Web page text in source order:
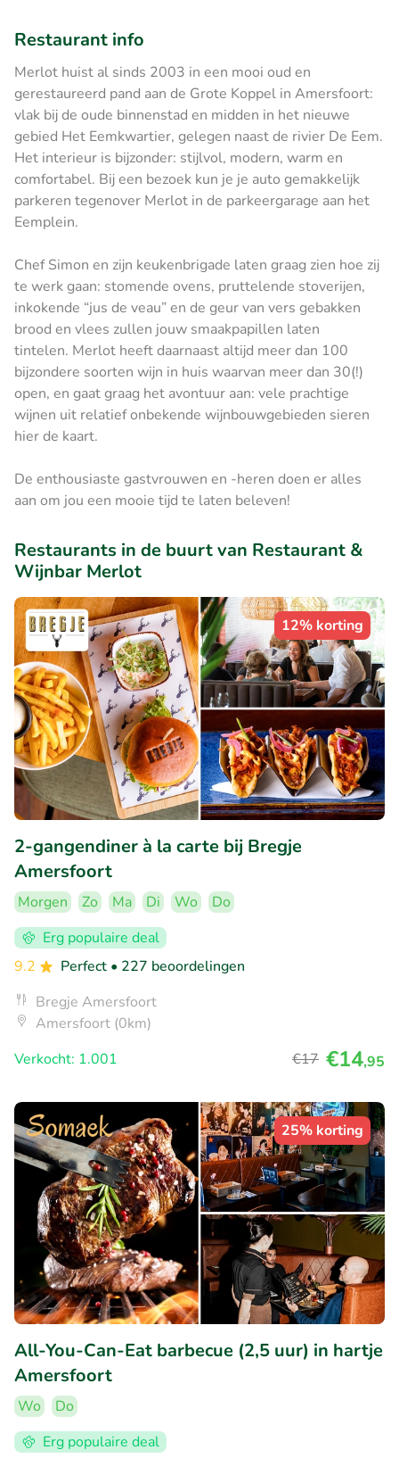
Restaurant info
Merlot huist al sinds 2003 in een mooi oud en
gerestaureerd pand aan de Grote Koppel in Amersfoort:
vlak bij de oude binnenstad en midden in het nieuwe
gebied Het Eemkwartier, gelegen naast de rivier De Eem.
Het interieur is bijzonder: stijlvol, modern, warm en
comfortabel. Bij een bezoek kun je je auto gemakkelijk
parkeren tegenover Merlot in de parkeergarage aan het
Eemplein.
Chef Simon en zijn keukenbrigade laten graag zien hoe zij
te werk gaan: stomende ovens, pruttelende stoverijen,
inkokende “jus de veau” en de geur van vers gebakken
brood en vlees zullen jouw smaakpapillen laten
tintelen. Merlot heeft daarnaast altijd meer dan 100
bijzondere soorten wijn in huis waarvan meer dan 30(!)
open, en gaat graag het avontuur aan: vele prachtige
wijnen uit relatief onbekende wijnbouwgebieden sieren
hier de kaart.
De enthousiaste gastvrouwen en -heren doen er alles
aan om jou een mooie tijd te laten beleven!
Restaurants in de buurt van Restaurant &
Wijnbar Merlot
12% korting
2-gangendiner à la carte bij Bregje
Amersfoort
Morgen Zo Ma Di Wo
Do
Erg populaire deal
9.2
Perfect • 227 beoordelingen
Bregje Amersfoort
Amersfoort (0km)
Verkocht: 1.001
€17 €14,95
25% korting
All-You-Can-Eat barbecue (2,5 uur) in hartje
Amersfoort
Wo
Do
Erg populaire deal